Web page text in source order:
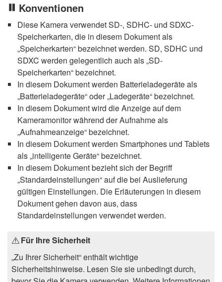
Konventionen
Diese Kamera verwendet SD-, SDHC- und SDXC-
Speicherkarten, die in diesem Dokument als
„Speicherkarten“ bezeichnet werden. SD, SDHC und
SDXC werden gelegentlich auch als „SD-
Speicherkarten“ bezeichnet.
In diesem Dokument werden Batterieladegeräte als
„Batterieladegeräte“ oder „Ladegeräte“ bezeichnet.
In diesem Dokument wird die Anzeige auf dem
Kameramonitor während der Aufnahme als
„Aufnahmeanzeige“ bezeichnet.
In diesem Dokument werden Smartphones und Tablets
als „intelligente Geräte“ bezeichnet.
In diesem Dokument bezieht sich der Begriff
„Standardeinstellungen“ auf die bei Auslieferung
gültigen Einstellungen. Die Erläuterungen in diesem
Dokument gehen davon aus, dass
Standardeinstellungen verwendet werden.
Für Ihre Sicherheit
„Zu Ihrer Sicherheit“ enthält wichtige
Sicherheitshinweise. Lesen Sie sie unbedingt durch,